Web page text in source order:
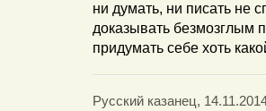
ни думать, ни писать не
доказывать безмозглым
придумать себе хоть
Русский казанец,